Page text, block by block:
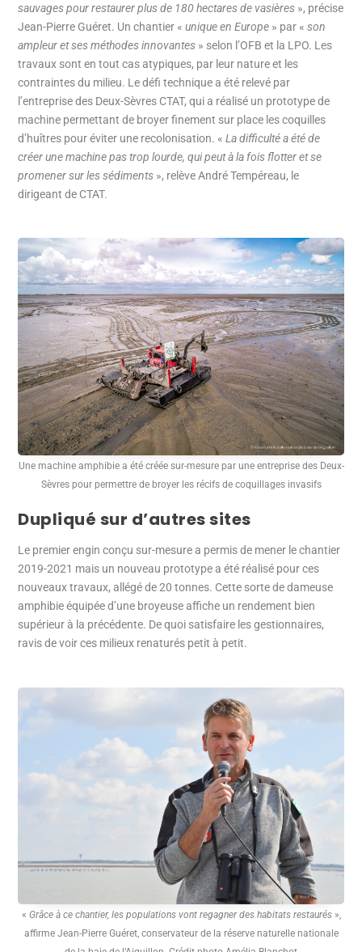
sauvages pour restaurer plus de 180 hectares de vasières », précise
Jean-Pierre Guéret. Un chantier «unique en Europe » par «son
ampleur et ses méthodes innovantes » selon l’OFB et la LPO. Les
travaux sont en tout cas atypiques, par leur nature et les
contraintes du milieu. Le défi technique a été relevé par
l’entreprise des Deux-Sèvres CTAT, qui a réalisé un prototype de
machine permettant de broyer finement sur place les coquilles
d’huîtres pour éviter une recolonisation. «La difficulté a été de
créer une machine pas trop lourde, qui peut à la fois flotter et se
promener sur les sédiments », relève André Tempéreau, le
dirigeant de CTAT.
Une machine amphibie a été créée sur-mesure par une entreprise des Deux-
Sèvres pour permettre de broyer les récifs de coquillages invasifs
Dupliqué sur d’autres sites
Le premier engin conçu sur-mesure a permis de mener le chantier
2019-2021 mais un nouveau prototype a été réalisé pour ces
nouveaux travaux, allégé de 20 tonnes. Cette sorte de dameuse
amphibie équipée d’une broyeuse affiche un rendement bien
supérieur à la précédente. De quoi satisfaire les gestionnaires,
ravis de voir ces milieux renaturés petit à petit.
« Grâce à ce chantier, les populations vont regagner des habitats restaurés»,
affirme Jean-Pierre Guéret, conservateur de la réserve naturelle nationale